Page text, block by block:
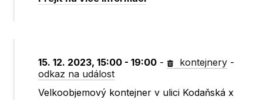
15. 12. 2023, 15:00 - 19:00 - kontejnery -
odkaz na událost
Velkoobjemový kontejner v ulici Kodaňská x